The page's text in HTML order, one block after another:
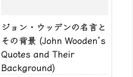
ジョン・ウッデンの名言と
その背景 (John Wooden’s
Quotes and Their
Background)